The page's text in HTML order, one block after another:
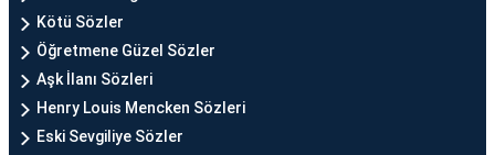
Kötü Sözler
Öğretmene Güzel Sözler
Aşk İlanı Sözleri
Henry Louis Mencken Sözleri
Eski Sevgiliye Sözler